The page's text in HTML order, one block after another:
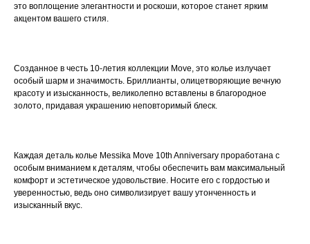
это воплощение элегантности и роскоши, которое станет ярким
акцентом вашего стиля.
Созданное в честь 10-летия коллекции Move, это колье излучает
особый шарм и значимость. Бриллианты, олицетворяющие вечную
красоту и изысканность, великолепно вставлены в благородное
золото, придавая украшению неповторимый блеск.
Каждая деталь колье Messika Move 10th Anniversary проработана с
особым вниманием к деталям, чтобы обеспечить вам максимальный
комфорт и эстетическое удовольствие. Носите его с гордостью и
уверенностью, ведь оно символизирует вашу утонченность и
изысканный вкус.